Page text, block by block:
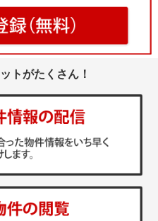
トがたくさん！